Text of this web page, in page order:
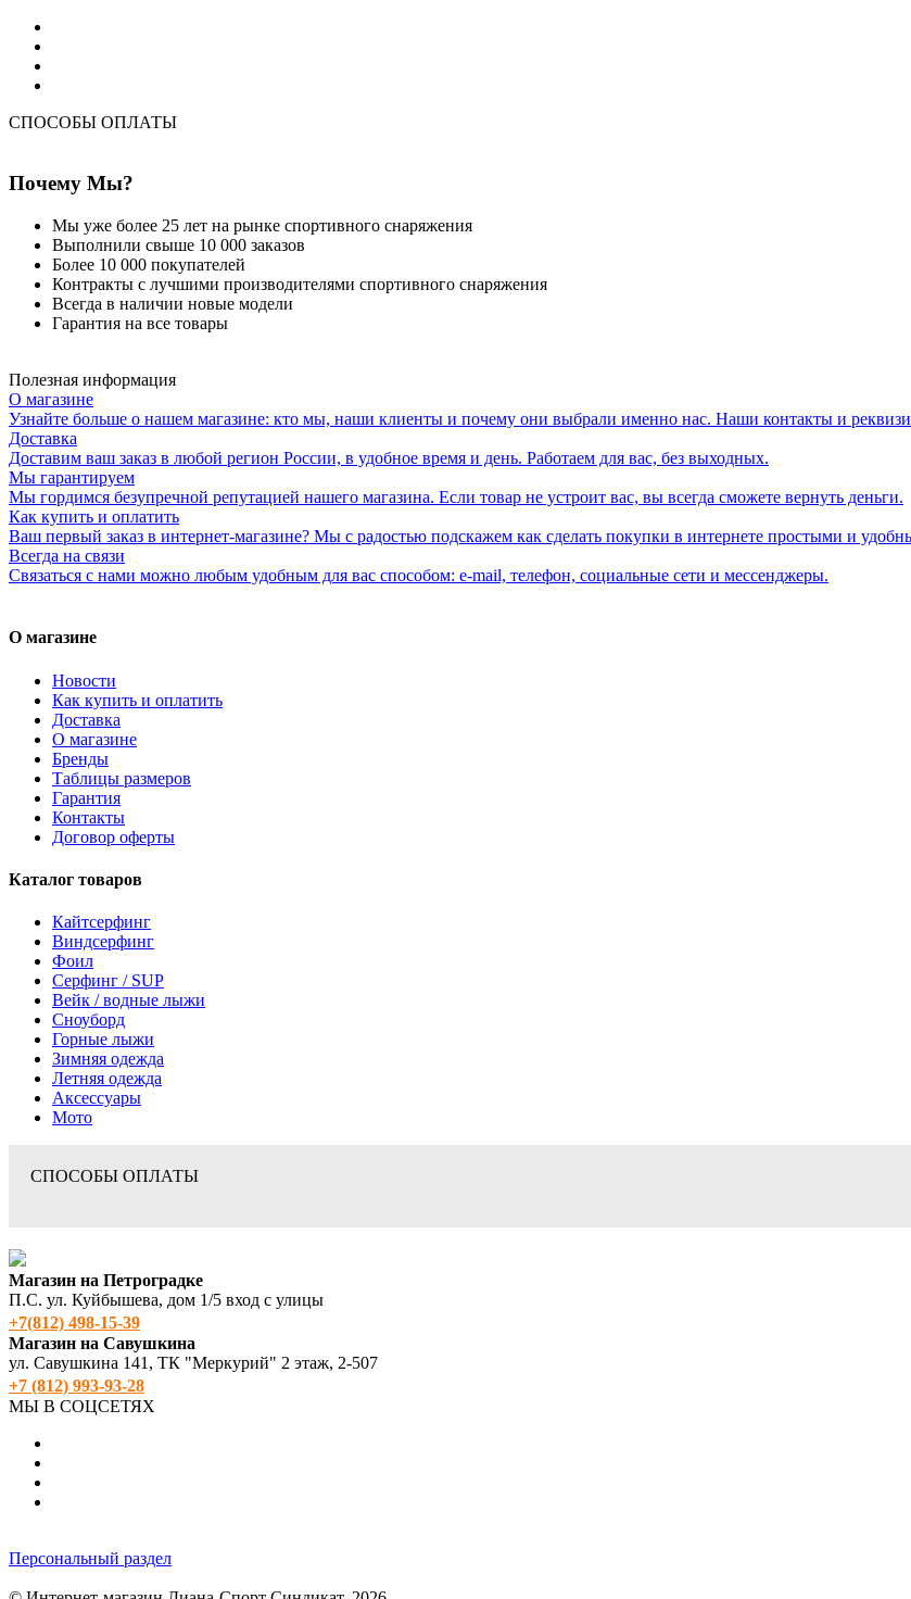
СПОСОБЫ ОПЛАТЫ
Почему Мы?
Мы уже более 25 лет на рынке спортивного снаряжения
Выполнили свыше 10 000 заказов
Более 10 000 покупателей
Контракты с лучшими производителями спортивного снаряжения
Всегда в наличии новые модели
Гарантия на все товары
Полезная информация
О магазине
Узнайте больше о нашем магазине: кто мы, наши клиенты и почему они выбрали именно нас. Наши контакты и
Доставка
Доставим ваш заказ в любой регион России, в удобное время и день. Работаем для вас, без выходных.
Мы гарантируем
Мы гордимся безупречной репутацией нашего магазина. Если товар не устроит вас, вы всегда сможете вернуть деньги.
Как купить и оплатить
Ваш первый заказ в интернет-магазине? Мы с радостью подскажем как сделать покупки в интернете простыми и
Всегда на связи
Связаться с нами можно любым удобным для вас способом: e-mail, телефон, социальные сети и мессенджеры.
О магазине
Новости
Как купить и оплатить
Доставка
О магазине
Бренды
Таблицы размеров
Гарантия
Контакты
Договор оферты
Каталог товаров
Кайтсерфинг
Виндсерфинг
Фоил
Серфинг / SUP
Вейк / водные лыжи
Сноуборд
Горные лыжи
Зимняя одежда
Летняя одежда
Аксессуары
Мото
СПОСОБЫ ОПЛАТЫ
Магазин на Петроградке
П.С. ул. Куйбышева, дом 1/5 вход с улицы
+7(812) 498‑15-39
Магазин на Савушкина
ул. Савушкина 141, ТК "Меркурий" 2 этаж, 2-507
+7 (812) 993-93-28
МЫ В СОЦСЕТЯХ
Персональный раздел